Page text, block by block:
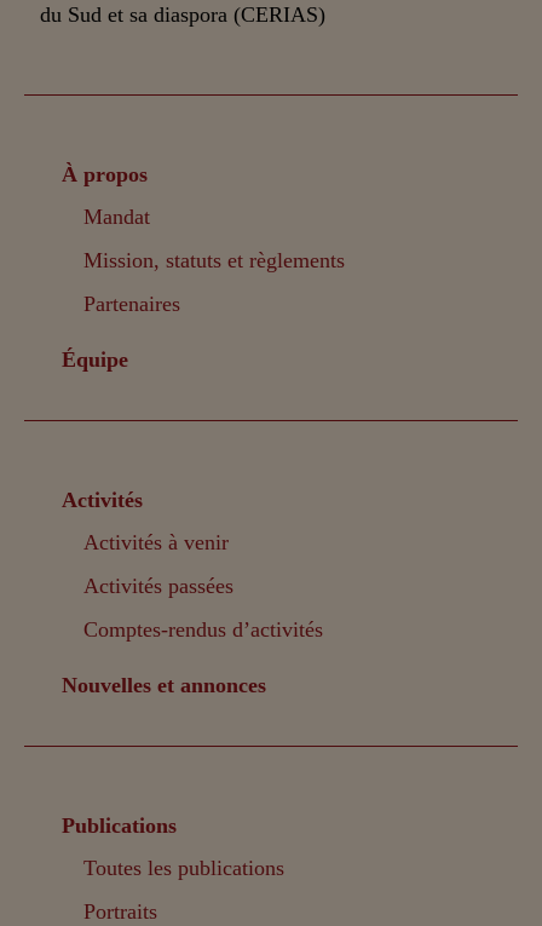
À propos
Mandat
Mission, statuts et règlements
Partenaires
Équipe
Activités
Activités à venir
Activités passées
Comptes-rendus d’activités
Nouvelles et annonces
Publications
Toutes les publications
Portraits